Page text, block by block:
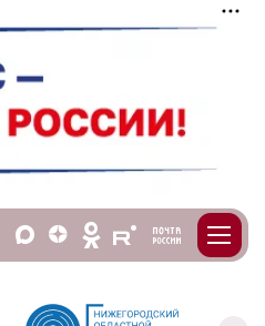
X Z O E m